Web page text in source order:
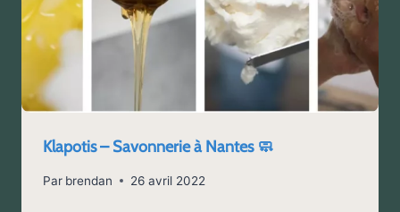
Klapotis – Savonnerie à Nantes 🧼
Par brendan 26 avril 2022